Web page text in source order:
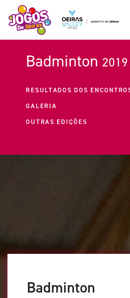
Badminton 2019
RESULTADOS DOS
GALERIA
OUTRAS EDIÇÕES
Badminton